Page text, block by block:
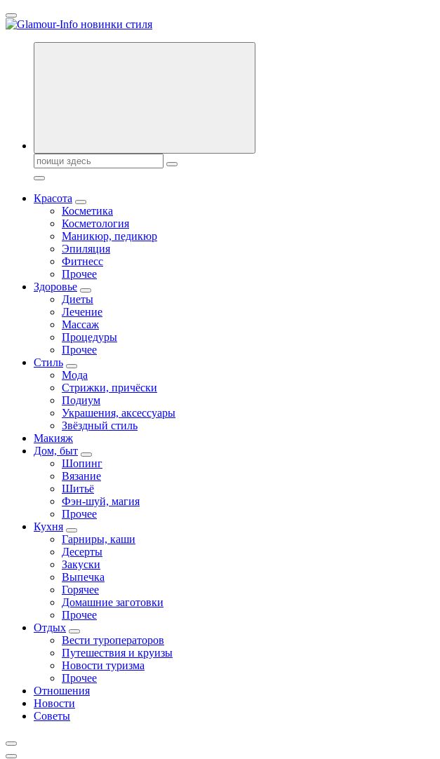
Перейти
к
Секреты молодости, красоты и долголетия. Гламурный журнал Всё для женщин
Поиск:
Красота
Косметика
Косметология
Маникюр, педикюр
Эпиляция
Фитнесс
Прочее
Здоровье
Диеты
Лечение
Массаж
Процедуры
Прочее
Стиль
Мода
Стрижки, причёски
Подиум
Украшения, аксессуары
Звёздный стиль
Макияж
Дом, быт
Шопинг
Вязание
Шитьё
Фэн-шуй, магия
Прочее
Кухня
Гарниры, каши
Десерты
Закуски
Выпечка
Горячее
Домашние заготовки
Прочее
Отдых
Вести туроператоров
Путешествия и круизы
Новости туризма
Прочее
Отношения
Новости
Советы